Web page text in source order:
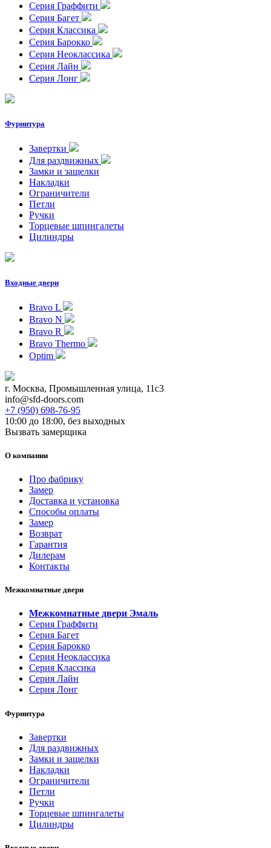
Серия Граффити
Серия Багет
Серия Классика
Серия Барокко
Серия Неоклассика
Серия Лайн
Серия Лонг
Фурнитура
Завертки
Для раздвижных
Замки и защелки
Накладки
Ограничители
Петли
Ручки
Торцевые шпингалеты
Цилиндры
Входные двери
Bravo L
Bravo N
Bravo R
Bravo Thermo
Optim
г. Москва, Промышленная улица, 11с3
info@sfd-doors.com
+7 (950) 698-76-95
10:00 до 18:00, без выходных
Вызвать замерщика
О компании
Про фабрику
Замер
Доставка и установка
Способы оплаты
Замер
Возврат
Гарантия
Дилерам
Контакты
Межкомнатные двери
Межкомнатные двери Эмаль
Серия Граффити
Серия Багет
Серия Барокко
Серия Неоклассика
Серия Классика
Серия Лайн
Серия Лонг
Фурнитура
Завертки
Для раздвижных
Замки и защелки
Накладки
Ограничители
Петли
Ручки
Торцевые шпингалеты
Цилиндры